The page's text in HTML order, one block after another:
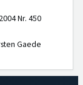
Nr. 450
Gaede